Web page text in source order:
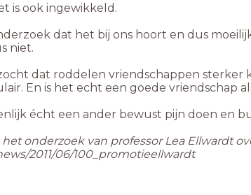
is ook ingewikkeld.
dat het bij ons hoort en dus
niet.
dat roddelen vriendschappen sterker
En is het echt een goede vriendschap
écht een ander bewust pijn doen en
het onderzoek van professor Lea Ellwardt
2011/06/100_promotieellwardt